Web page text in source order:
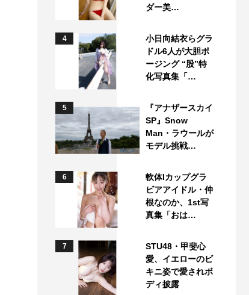
ダー美…
4
小日向結衣らグラ
ドル6人が大胆ポ
ージング “股”特
化写真集「…
5
『アナザースカイ
SP』Snow
Man・ラウールが
モデル挑戦…
6
軟体Iカップグラ
ビアアイドル・仲
根なのか、1st写
真集「おは…
7
STU48・甲斐心
愛、イエローのビ
キニ姿で愛されボ
ディ披露